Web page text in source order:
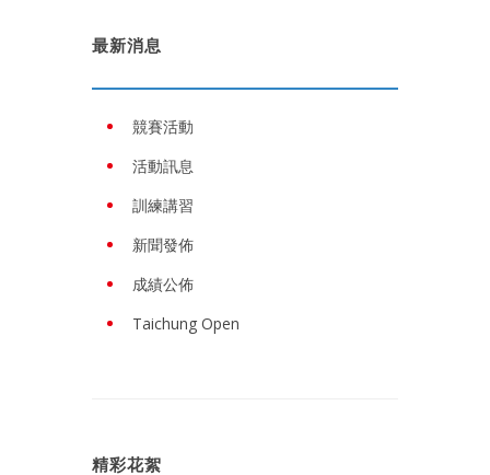
最新消息
競賽活動
活動訊息
訓練講習
新聞發佈
成績公佈
Taichung Open
精彩花絮